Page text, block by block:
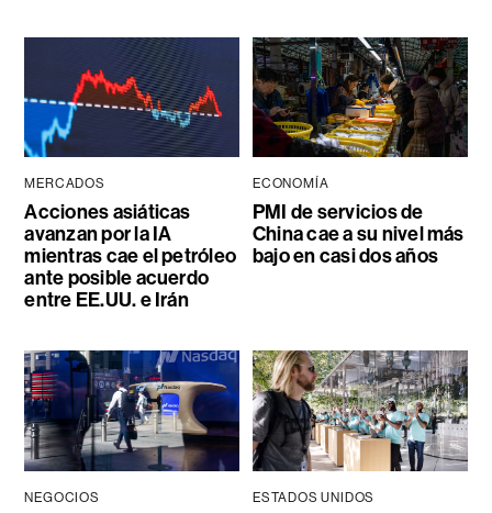
MERCADOS
Acciones asiáticas
avanzan por la IA
mientras cae el petróleo
ante posible acuerdo
entre EE.UU. e Irán
ECONOMÍA
PMI de servicios de
China cae a su nivel más
bajo en casi dos años
NEGOCIOS ESTADOS UNIDOS